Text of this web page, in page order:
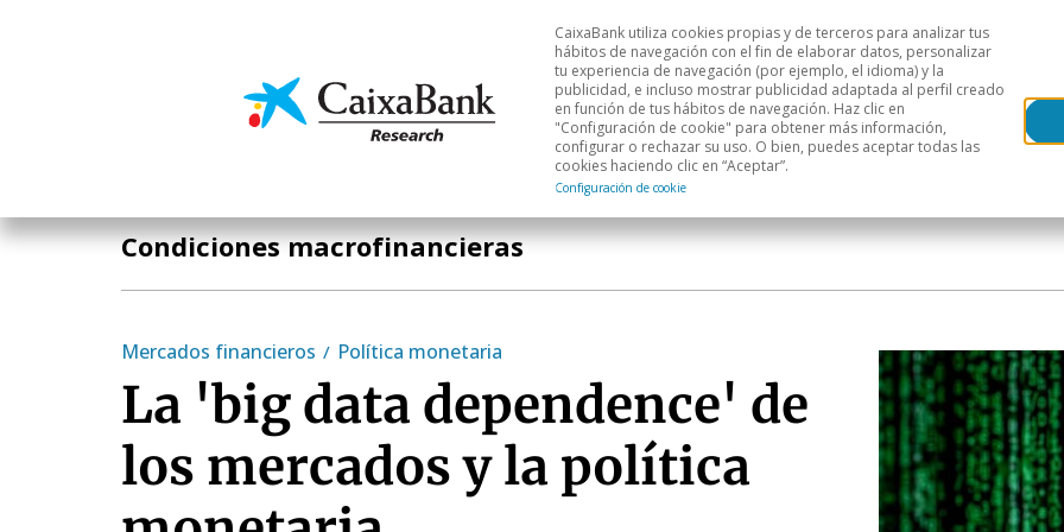
Economía y mercados Análisis sectorial Áreas geográficas
CaixaBank utiliza cookies propias y de terceros para analizar tus
hábitos de navegación con el fin de elaborar datos, personalizar
tu experiencia de navegación (por ejemplo, el idioma) y la
publicidad, e incluso mostrar publicidad adaptada al perfil creado
en función de tus hábitos de navegación. Haz clic en
"Configuración de cookie" para obtener más información,
configurar o rechazar su uso. O bien, puedes aceptar todas las
cookies haciendo clic en “Aceptar”.
Configuración de cookie
Condiciones macrofinancieras
Mercados financieros Política monetaria
La 'big data dependence' de
los mercados y la política